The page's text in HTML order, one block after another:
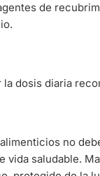
de
dosis diaria
no
vida saludable.